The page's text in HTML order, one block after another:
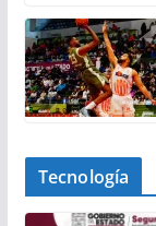
Tecnología